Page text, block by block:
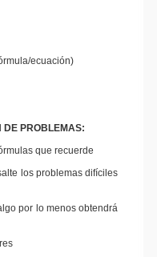
ecuación)
DE PROBLEMAS:
que recuerde
los problemas difíciles
por lo menos obtendrá